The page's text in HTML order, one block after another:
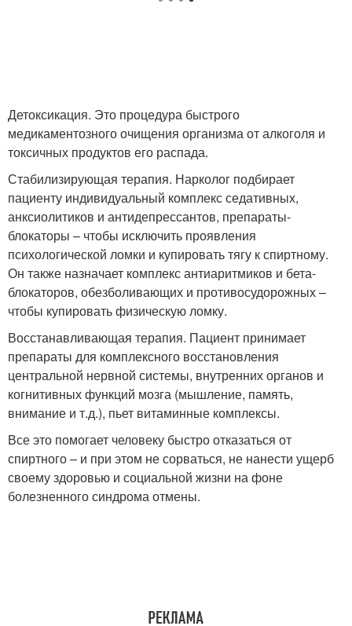
Детоксикация. Это процедура быстрого
медикаментозного очищения организма от алкоголя и
токсичных продуктов его распада.
Стабилизирующая терапия. Нарколог подбирает
пациенту индивидуальный комплекс седативных,
анксиолитиков и антидепрессантов, препараты-
блокаторы – чтобы исключить проявления
психологической ломки и купировать тягу к спиртному.
Он также назначает комплекс антиаритмиков и бета-
блокаторов, обезболивающих и противосудорожных –
чтобы купировать физическую ломку.
Восстанавливающая терапия. Пациент принимает
препараты для комплексного восстановления
центральной нервной системы, внутренних органов и
когнитивных функций мозга (мышление, память,
внимание и т.д.), пьет витаминные комплексы.
Все это помогает человеку быстро отказаться от
спиртного – и при этом не сорваться, не нанести ущерб
своему здоровью и социальной жизни на фоне
болезненного синдрома отмены.